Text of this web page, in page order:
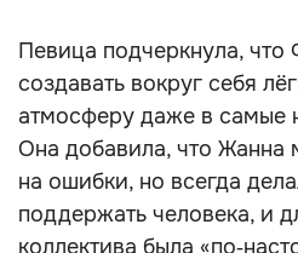
Певица подчеркнула, что
создавать вокруг себя
атмосферу даже в самые
Она добавила, что Жанна
на ошибки, но всегда
поддержать человека, и
коллектива была